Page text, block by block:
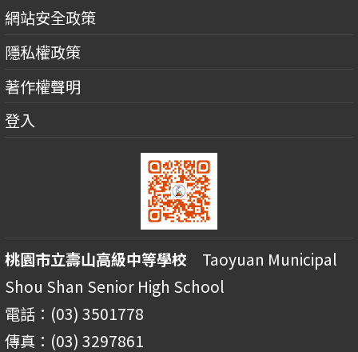
網站安全政策
隱私權政策
著作權聲明
登入
桃園市立壽山高級中等學校 Taoyuan Municipal
Shou Shan Senior High School
電話：(03) 3501778
傳真：(03) 3297861